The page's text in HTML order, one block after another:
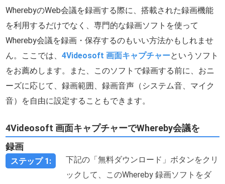
WherebyのWeb会議を録画する際に、搭載された録画機能
を利用するだけでなく、専門的な録画ソフトを使って
Whereby会議を録画・保存するのもいい方法かもしれませ
ん。ここでは、4Videosoft 画面キャプチャーというソフト
をお薦めします。また、このソフトで録画する前に、おニ
ーズに応じて、録画範囲、録画音声（システム音、マイク
音）を自由に設定することもできます。
4Videosoft 画面キャプチャーでWhereby会議を
録画
ステップ 1:
下記の「無料ダウンロード」ボタンをクリ
ックして、このWhereby 録画ソフトをダ